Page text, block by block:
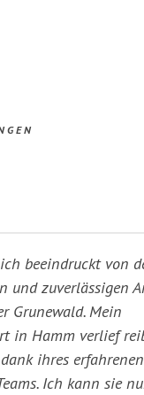
beeindruckt von
und zuverlässigen
Grunewald. Mein
in Hamm verlief
ihres
Ich kann sie